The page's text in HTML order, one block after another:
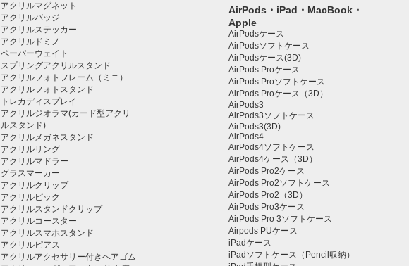
アクリルマグネット
アクリルバッジ
アクリルステッカー
アクリルドミノ
ペーパーウェイト
スプリングアクリルスタンド
アクリルフォトフレーム（ミニ）
アクリルフォトスタンド
トレカディスプレイ
アクリルジオラマ(カード型アクリ
ルスタンド)
アクリルメガネスタンド
アクリルリング
アクリルマドラー
グラスマーカー
アクリルクリップ
アクリルピック
アクリルスタンドクリップ
アクリルコースター
アクリルスマホスタンド
アクリルピアス
アクリルアクセサリー付きヘアゴム
AirPods・iPad・MacBook・
Apple
AirPodsケース
AirPodsソフトケース
AirPodsケース(3D)
AirPods Proケース
AirPods Proソフトケース
AirPods Proケース（3D）
AirPods3
AirPods3ソフトケース
AirPods3(3D)
AirPods4
AirPods4ソフトケース
AirPods4ケース（3D）
AirPods Pro2ケース
AirPods Pro2ソフトケース
AirPods Pro2（3D）
AirPods Pro3ケース
AirPods Pro 3ソフトケース
Airpods PUケース
iPadケース
iPadソフトケース（Pencil収納）